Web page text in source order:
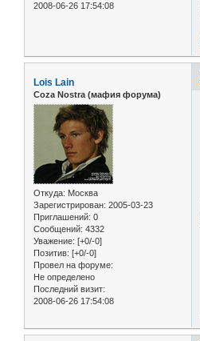
2008-06-26 17:54:08
Lois Lain
Coza Nostra (мафия форума)
Откуда: Москва
Зарегистрирован: 2005-03-23
Приглашений: 0
Сообщений: 4332
Уважение: [+0/-0]
Позитив: [+0/-0]
Провел на форуме:
Не определено
Последний визит:
2008-06-26 17:54:08